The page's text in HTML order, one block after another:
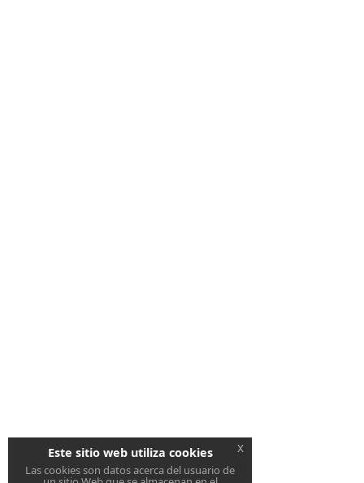
Este sitio web utiliza cookies
Las cookies son datos acerca del usuario de
x